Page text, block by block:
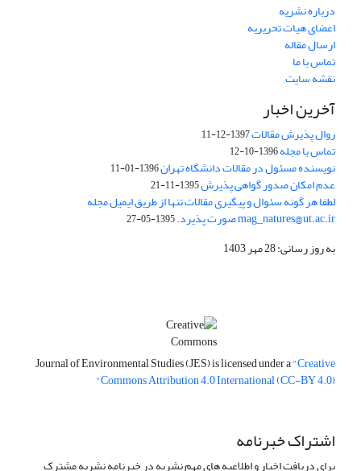
درباره نشریه
اعضای هیات تحریریه
ارسال مقاله
تماس با ما
نقشه سایت
آخرین اخبار
روال پذیرش مقالات1397-12-11
تماس با مجله1396-10-12
نویسنده مسئول در مقالات دانشگاه تهران1396-01-11
عدم امکان صدور گواهی پذیرش1395-11-21
لطفا هر گونه سئوال و پیگیری مقالات تنها از طریق ایمیل مجله
mag_natures@ut.ac.ir صورت پذیرد. 1395-05-27
به روز رسانی: 28 مهر 1403
Journal of Environmental Studies (JES) is licensed under a"Creative
Commons Attribution 4.0 International (CC-BY 4.0)"
اشتراک خبرنامه
برای دریافت اخبار و اطلاعیه های مهم نشریه در خبرنامه نشریه مشترک